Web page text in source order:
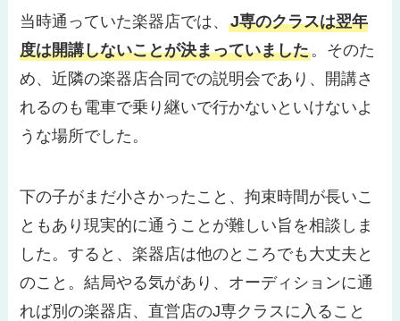
当時通っていた楽器店では、J専のクラスは翌年
度は開講しないことが決まっていました。そのた
め、近隣の楽器店合同での説明会であり、開講さ
れるのも電車で乗り継いで行かないといけないよ
うな場所でした。
下の子がまだ小さかったこと、拘束時間が長いこ
ともあり現実的に通うことが難しい旨を相談しま
した。すると、楽器店は他のところでも大丈夫と
のこと。結局やる気があり、オーディションに通
れば別の楽器店、直営店のJ専クラスに入ること